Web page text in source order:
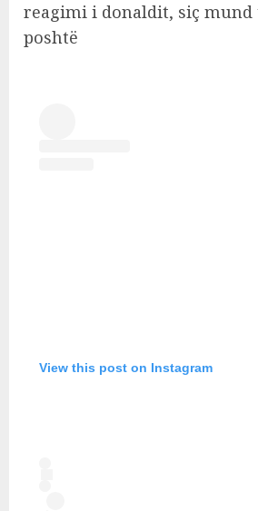
reagimi i donaldit, siç mund
poshtë
View this post on Instagram